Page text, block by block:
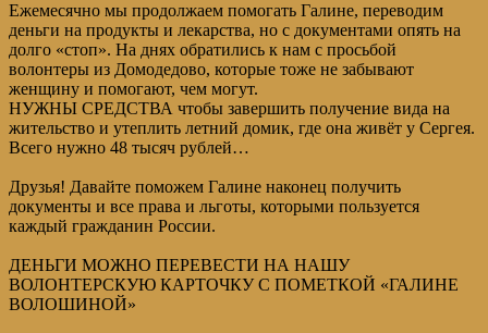
Ежемесячно мы продолжаем помогать Галине, переводим
деньги на продукты и лекарства, но с документами опять на
долго «стоп». На днях обратились к нам с просьбой
волонтеры из Домодедово, которые тоже не забывают
женщину и помогают, чем могут.
НУЖНЫ СРЕДСТВА чтобы завершить получение вида на
жительство и утеплить летний домик, где она живёт у Сергея.
Всего нужно 48 тысяч рублей…
Друзья! Давайте поможем Галине наконец получить
документы и все права и льготы, которыми пользуется
каждый гражданин России.
ДЕНЬГИ МОЖНО ПЕРЕВЕСТИ НА НАШУ
ВОЛОНТЕРСКУЮ КАРТОЧКУ С ПОМЕТКОЙ «ГАЛИНЕ
ВОЛОШИНОЙ»